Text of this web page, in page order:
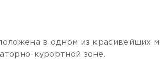
в одном из красивейших
курортной зоне.